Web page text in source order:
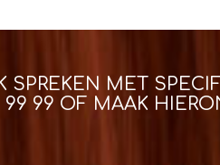
MET
99 99 OF MAAK